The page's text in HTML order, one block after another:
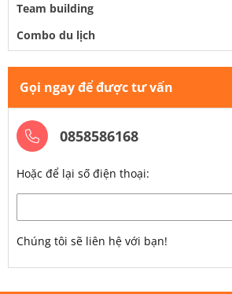
Team building
Combo du lịch
Gọi ngay để được tư vấn
0858586168
Hoặc để lại số điện thoại:
Chúng tôi sẽ liên hệ với bạn!